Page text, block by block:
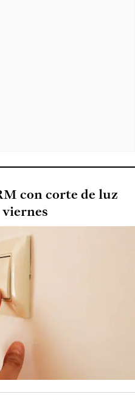
con corte de luz